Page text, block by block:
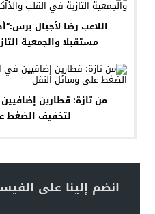
اللاعب رضا لأجيال
مستقبلا والجمعية
لتخفيف الضغط
انضم إلينا على